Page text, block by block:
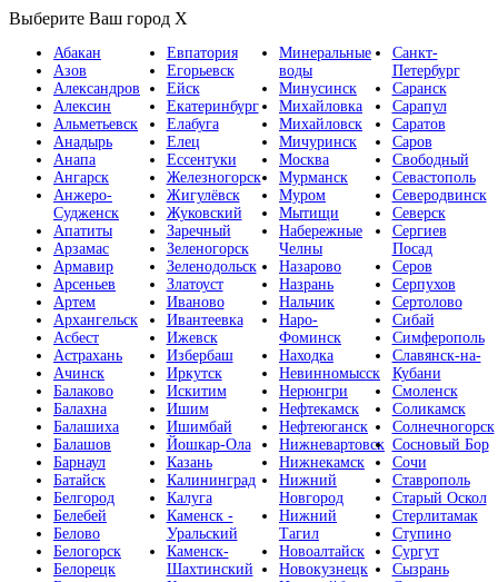
Выберите Ваш город X
Абакан
Азов
Александров
Алексин
Альметьевск
Анадырь
Анапа
Ангарск
Анжеро-
Судженск
Апатиты
Арзамас
Армавир
Арсеньев
Артем
Архангельск
Асбест
Астрахань
Ачинск
Балаково
Балахна
Балашиха
Балашов
Барнаул
Батайск
Белгород
Белебей
Белово
Белогорск
Белорецк
Евпатория
Егорьевск
Ейск
Екатеринбург
Елабуга
Елец
Ессентуки
Железногорск
Жигулёвск
Жуковский
Заречный
Зеленогорск
Зеленодольск
Златоуст
Иваново
Ивантеевка
Ижевск
Избербаш
Иркутск
Искитим
Ишим
Ишимбай
Йошкар-Ола
Казань
Калининград
Калуга
Каменск -
Уральский
Каменск-
Шахтинский
Минеральные
воды
Минусинск
Михайловка
Михайловск
Мичуринск
Москва
Мурманск
Муром
Мытищи
Набережные
Челны
Назарово
Назрань
Нальчик
Наро-
Фоминск
Находка
Невинномысск
Нерюнгри
Нефтекамск
Нефтеюганск
Нижневартовск
Нижнекамск
Нижний
Новгород
Нижний
Тагил
Новоалтайск
Новокузнецк
Санкт-
Петербург
Саранск
Сарапул
Саратов
Саров
Свободный
Севастополь
Северодвинск
Северск
Сергиев
Посад
Серов
Серпухов
Сертолово
Сибай
Симферополь
Славянск-на-
Кубани
Смоленск
Соликамск
Солнечногорск
Сосновый Бор
Сочи
Ставрополь
Старый Оскол
Стерлитамак
Ступино
Сургут
Сызрань